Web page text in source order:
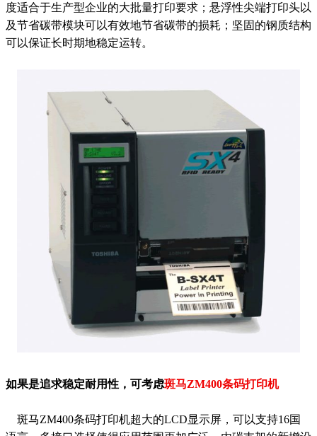
度适合于生产型企业的大批量打印要求；悬浮性尖端打印头以
及节省碳带模块可以有效地节省碳带的损耗；坚固的钢质结构
可以保证长时期地稳定运转。
如果是追求稳定耐用性，可考虑斑马ZM400条码打印机
斑马ZM400条码打印机超大的LCD显示屏，可以支持16国